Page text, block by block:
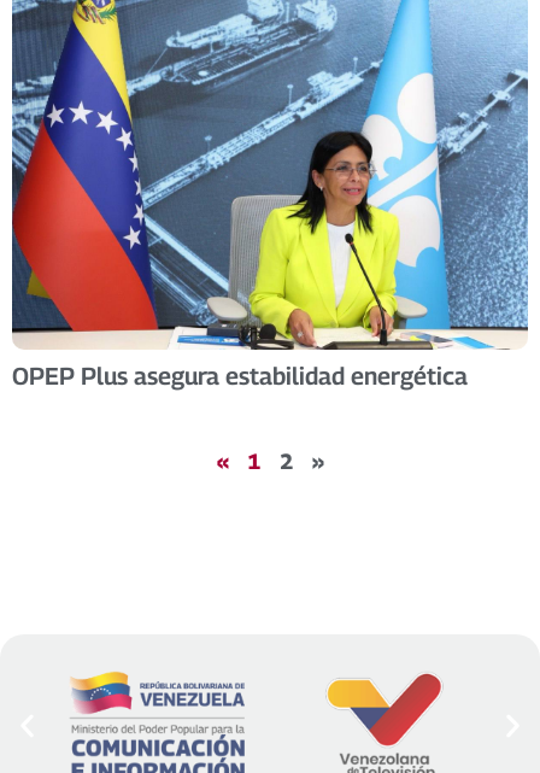
OPEP Plus asegura estabilidad energética
« 1 2 »